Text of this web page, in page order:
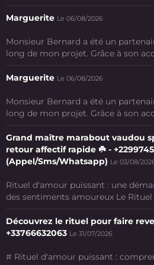
Marguerite Le 06/08/2026
Monsieur Bernard a été un
long de mon projet. Grâce à son
Marguerite Le 06/08/2026
Monsieur Bernard a été un
long de mon projet. Grâce à son
Grand maître marabout vaudou
retour affectif rapide ☘️ -
(Appel/Sms/Whatsapp) Le 03/08/
Rituel d'amour puissant : une
des sentiments amoureux Le Rituel
Découvrez le rituel pour faire
+33766632063 Le 31/07/2026
# Rituel d'amour puissant :